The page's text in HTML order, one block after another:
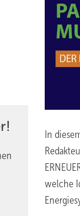
In
welche